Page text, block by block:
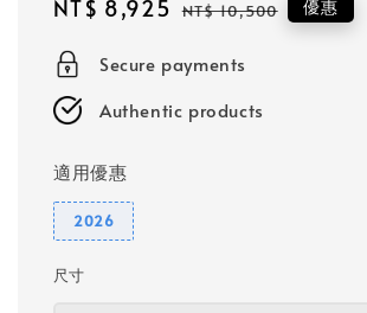
Sale
NT$ 8,925 Regular
NT$ 10,500 優惠
Secure payments
Authentic products
適用優惠
2026
尺寸